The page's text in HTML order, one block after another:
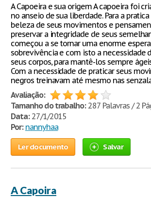
A Capoeira e sua origem A capoeira foi
no anseio de sua liberdade. Para a
beleza de seus movimentos e
preservar a integridade de seus
começou a se tornar uma enorme
sobrevivência e com isto a necessidade
seus corpos, para mantê-los sempre
Com a necessidade de praticar seus
negros treinavam até mesmo nas
Avaliação:
Tamanho do trabalho:287 Palavras / 2
Data:27/1/2015
Por: nannyhaa
Ler documento Salvar
A Capoira